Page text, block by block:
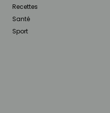
Recettes
Santé
Sport